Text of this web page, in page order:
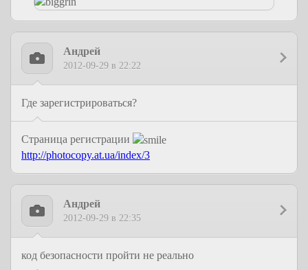
Андрей
2012-09-29 в 22:22
Где зарегистрироваться?
Страница регистрации
http://photocopy.at.ua/index/3
Андрей
2012-09-29 в 22:35
код безопасности пройти не реально